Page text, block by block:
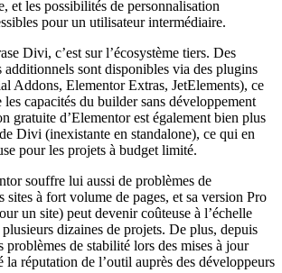
et les possibilités de personnalisation
pour un utilisateur intermédiaire.
Divi, c’est sur l’écosystème tiers. Des
additionnels sont disponibles via des plugins
Addons, Elementor Extras, JetElements), ce
les capacités du builder sans développement
gratuite d’Elementor est également bien plus
Divi (inexistante en standalone), ce qui en
pour les projets à budget limité.
souffre lui aussi de problèmes de
sites à fort volume de pages, et sa version Pro
un site) peut devenir coûteuse à l’échelle
plusieurs dizaines de projets. De plus, depuis
problèmes de stabilité lors des mises à jour
la réputation de l’outil auprès des développeurs